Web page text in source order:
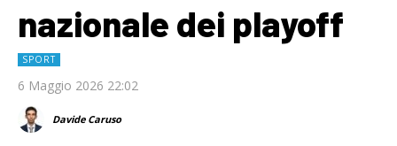
nazionale dei playoff
SPORT
6 Maggio 2026 22:02
Davide Caruso